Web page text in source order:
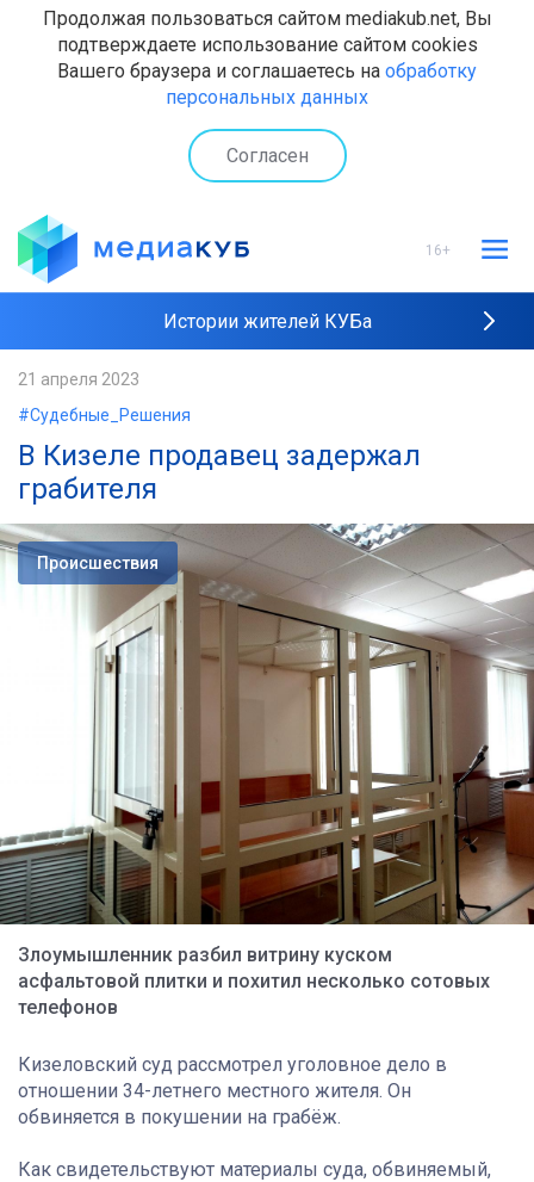
Продолжая пользоваться сайтом mediakub.net, Вы
подтверждаете использование сайтом cookies
Вашего браузера и соглашаетесь на обработку
персональных данных
Согласен
16+
Истории жителей КУБа
21 апреля 2023
#Судебные_Решения
В Кизеле продавец задержал
грабителя
Происшествия
Злоумышленник разбил витрину куском
асфальтовой плитки и похитил несколько сотовых
телефонов
Кизеловский суд рассмотрел уголовное дело в
отношении 34-летнего местного жителя. Он
обвиняется в покушении на грабёж.
Как свидетельствуют материалы суда, обвиняемый,